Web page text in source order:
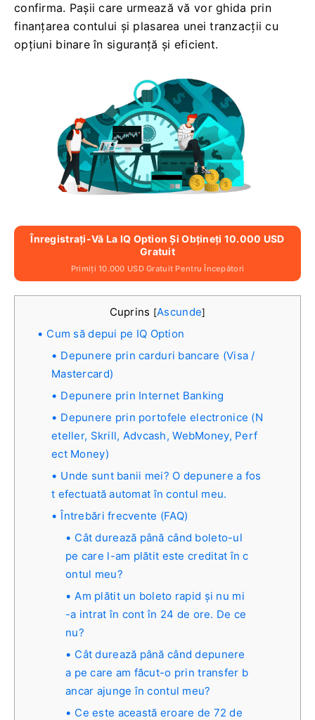
confirma. Pașii care urmează vă vor ghida prin
finanțarea contului și plasarea unei tranzacții cu
opțiuni binare în siguranță și eficient.
Înregistrați-Vă La IQ Option Și Obțineți 10.000 USD
Gratuit
Primiți 10.000 USD Gratuit Pentru Începători
Cuprins [Ascunde]
Cum să depui pe IQ Option
Depunere prin carduri bancare (Visa /
Mastercard)
Depunere prin Internet Banking
Depunere prin portofele electronice (N
eteller, Skrill, Advcash, WebMoney, Perf
ect Money)
Unde sunt banii mei? O depunere a fos
t efectuată automat în contul meu.
Întrebări frecvente (FAQ)
Cât durează până când boleto-ul
pe care l-am plătit este creditat în c
ontul meu?
Am plătit un boleto rapid și nu mi
-a intrat în cont în 24 de ore. De ce
nu?
Cât durează până când depunere
a pe care am făcut-o prin transfer b
ancar ajunge în contul meu?
Ce este această eroare de 72 de